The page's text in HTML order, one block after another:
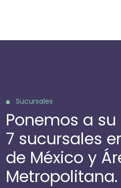
Sucursales
Ponemos a
7 sucursales
de México y
Metropolitana.